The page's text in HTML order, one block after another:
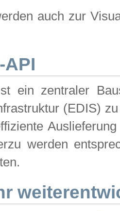
auch zur
API
ein zentraler
(EDIS)
werden